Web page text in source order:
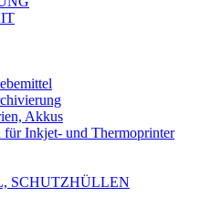
Akkus
für Inkjet- und Thermoprinter
SCHUTZHÜLLEN